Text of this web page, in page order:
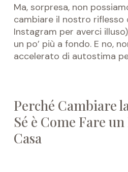
Ma, sorpresa, non
cambiare il nostro riflesso
Instagram per averci
un po’ più a fondo. E no,
accelerato di autostima
Perché Cambiare
Sé è Come Fare
Casa